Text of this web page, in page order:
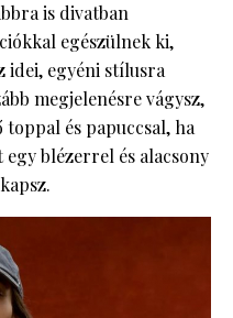
is divatban
egészülnek ki,
idei, egyéni stílusra
megjelenésre vágysz,
és papuccsal, ha
blézerrel és alacsony